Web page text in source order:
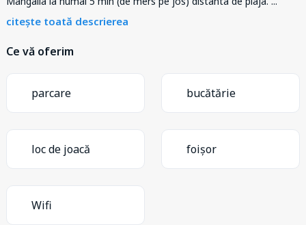
citește toată descrierea
Ce vă oferim
parcare bucătărie
loc de joacă foișor
Wifi